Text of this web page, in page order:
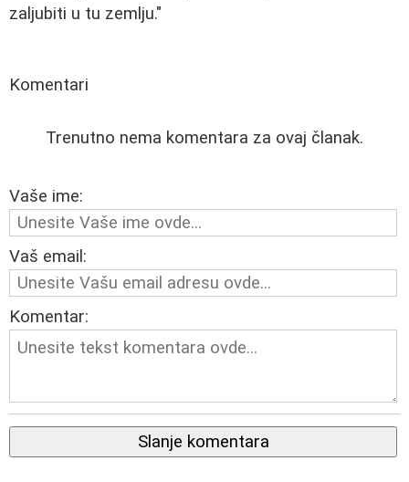
zaljubiti u tu zemlju."
Komentari
Trenutno nema komentara za ovaj članak.
Vaše ime:
Vaš email:
Komentar:
Slanje komentara